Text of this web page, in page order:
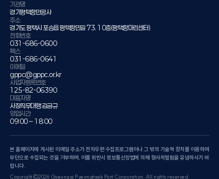
이
트
기관명
경기평택항만공사
주소
경기도 평택시 포승읍 평택항만길 73. 10층(평택항마린센터)
전화번호
031-686-0600
팩스
031-686-0641
이메일
gppc@gppc.or.kr
사업자등록번호
125-82-06390
대표자명
사장직무대행 김금규
영업시간
09:00 ~ 18:00
본 홈페이지에 게시된 이메일 주소가 전자우편 수집프로그램이나 그 밖의 기술적 장치를 이용하여
무단으로 수집되는 것을 거부하며, 이를 위반시 정보통신망법에 의해 형사처벌됨을 유념하시기 바
랍니다.
Copyright©2026 Gyeonggi Pyeongtaek Port Corporation. All rights reserved.